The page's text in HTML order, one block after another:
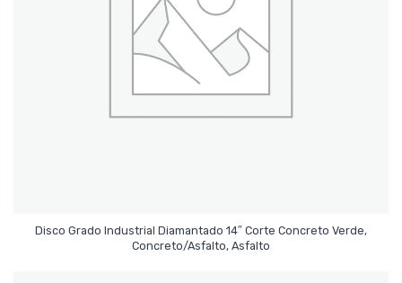
Disco Grado Industrial Diamantado 14″ Corte Concreto Verde,
Concreto/Asfalto, Asfalto
Leer Más